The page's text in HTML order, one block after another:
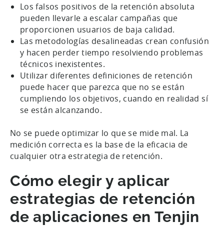
Los falsos positivos de la retención absoluta
pueden llevarle a escalar campañas que
proporcionen usuarios de baja calidad.
Las metodologías desalineadas crean confusión
y hacen perder tiempo resolviendo problemas
técnicos inexistentes.
Utilizar diferentes definiciones de retención
puede hacer que parezca que no se están
cumpliendo los objetivos, cuando en realidad sí
se están alcanzando.
No se puede optimizar lo que se mide mal. La
medición correcta es la base de la eficacia de
cualquier otra estrategia de retención.
Cómo elegir y aplicar
estrategias de retención
de aplicaciones en Tenjin